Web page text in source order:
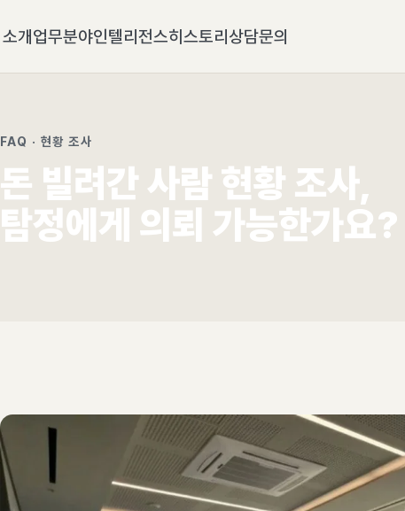
소개업무분야인텔리전스히스토리상담문의
FAQ · 현황 조사
돈 빌려간 사람 현황 조사,
탐정에게 의뢰 가능한가요?